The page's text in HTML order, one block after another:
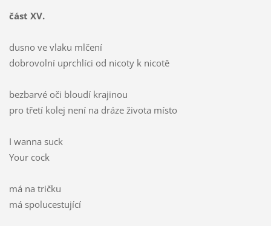
část XV.
dusno ve vlaku mlčení
dobrovolní uprchlíci od nicoty k nicotě
bezbarvé oči bloudí krajinou
pro třetí kolej není na dráze života místo
I wanna suck
Your cock
má na tričku
má spolucestující